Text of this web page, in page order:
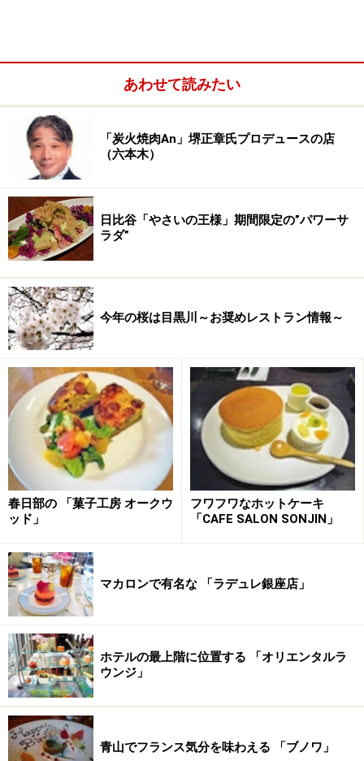
あわせて読みたい
「炭火焼肉An」堺正章氏プロデュースの店
（六本木）
日比谷「やさいの王様」期間限定の”パワーサ
ラダ”
今年の桜は目黒川～お奨めレストラン情報～
春日部の 「菓子工房 オークウ
ッド」
フワフワなホットケーキ
「CAFE SALON SONJIN」
マカロンで有名な 「ラデュレ銀座店」
ホテルの最上階に位置する 「オリエンタルラ
ウンジ」
青山でフランス気分を味わえる 「ブノワ」